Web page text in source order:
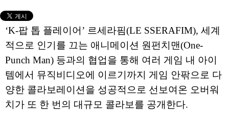
‘K-팝 톱 플레이어’ 르세라핌(LE SSERAFIM), 세계
적으로 인기를 끄는 애니메이션 원펀치맨(One-
Punch Man) 등과의 협업을 통해 여러 게임 내 아이
템에서 뮤직비디오에 이르기까지 게임 안팎으로 다
양한 콜라보레이션을 성공적으로 선보여온 오버워
치가 또 한 번의 대규모 콜라보를 공개한다.